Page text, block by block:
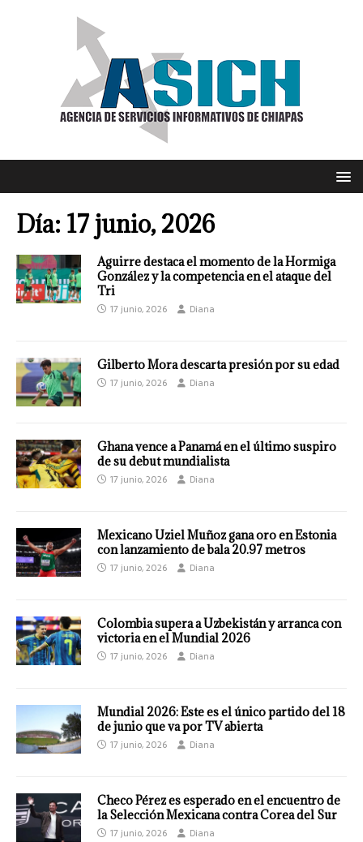
Día: 17 junio, 2026
Aguirre destaca el momento de la Hormiga
González y la competencia en el ataque del
Tri
17 junio, 2026 Diana
Gilberto Mora descarta presión por su edad
17 junio, 2026 Diana
Ghana vence a Panamá en el último suspiro
de su debut mundialista
17 junio, 2026 Diana
Mexicano Uziel Muñoz gana oro en Estonia
con lanzamiento de bala 20.97 metros
17 junio, 2026 Diana
Colombia supera a Uzbekistán y arranca con
victoria en el Mundial 2026
17 junio, 2026 Diana
Mundial 2026: Este es el único partido del 18
de junio que va por TV abierta
17 junio, 2026 Diana
Checo Pérez es esperado en el encuentro de
la Selección Mexicana contra Corea del Sur
17 junio, 2026 Diana